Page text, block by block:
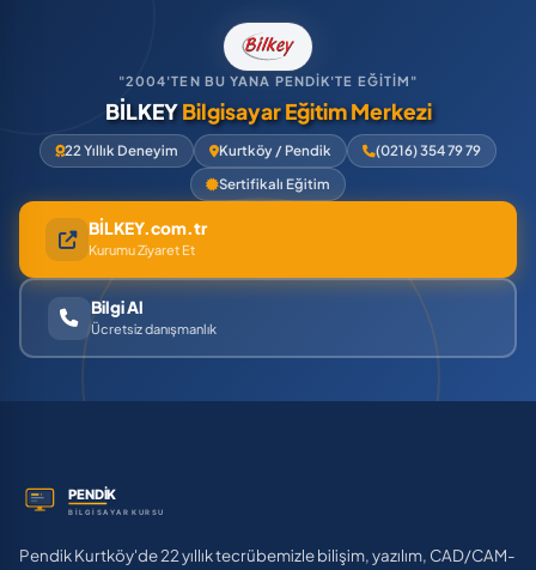
"2004'TEN BU YANA PENDİK'TE EĞİTİM"
BİLKEYBilgisayar Eğitim Merkezi
22 Yıllık Deneyim Kurtköy / Pendik
(0216) 354 79 79
Sertifikalı Eğitim
BİLKEY.com.tr
Kurumu Ziyaret Et
Bilgi Al
Ücretsiz danışmanlık
Pendik Kurtköy'de 22 yıllık tecrübemizle bilişim, yazılım, CAD/CAM-